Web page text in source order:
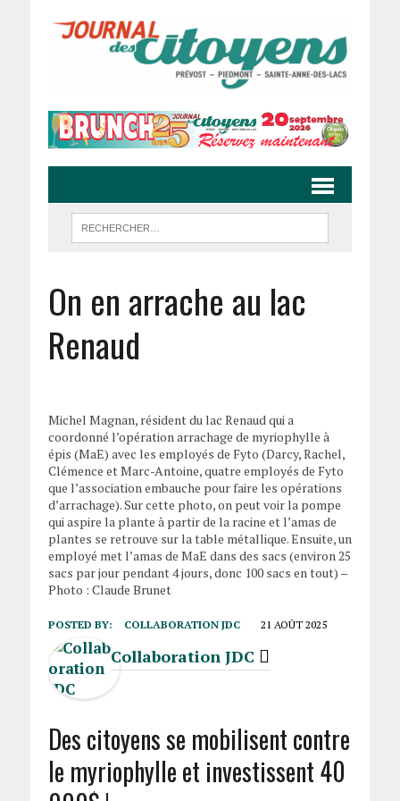
On en arrache au lac
Renaud
Michel Magnan, résident du lac Renaud qui a
coordonné l’opération arrachage de myriophylle à
épis (MaE) avec les employés de Fyto (Darcy, Rachel,
Clémence et Marc-Antoine, quatre employés de Fyto
que l’association embauche pour faire les opérations
d’arrachage). Sur cette photo, on peut voir la pompe
qui aspire la plante à partir de la racine et l’amas de
plantes se retrouve sur la table métallique. Ensuite, un
employé met l’amas de MaE dans des sacs (environ 25
sacs par jour pendant 4 jours, donc 100 sacs en tout) –
Photo : Claude Brunet
POSTED BY: COLLABORATION JDC 21 AOÛT 2025
Collaboration JDC
Des citoyens se mobilisent contre
le myriophylle et investissent 40